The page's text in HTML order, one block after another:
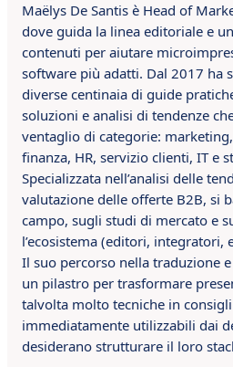
Maëlys De Santis è Head of
dove guida la linea editoriale e
contenuti per aiutare
software più adatti. Dal 2017 ha
diverse centinaia di guide
soluzioni e analisi di tendenze
ventaglio di categorie:
finanza, HR, servizio clienti, IT e
Specializzata nell’analisi delle
valutazione delle offerte B2B, si
campo, sugli studi di mercato e
l’ecosistema (editori, integratori,
Il suo percorso nella traduzione
un pilastro per trasformare
talvolta molto tecniche in
immediatamente utilizzabili dai
desiderano strutturare il loro